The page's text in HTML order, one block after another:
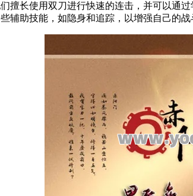
长使用双刀进行快速的连击，并可以通
辅助技能，如隐身和追踪，以增强自己的战